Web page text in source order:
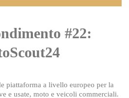
#22:
piattaforma a livello europeo per la
e usate, moto e veicoli commerciali.